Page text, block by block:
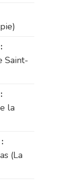
Saint-
la
(La